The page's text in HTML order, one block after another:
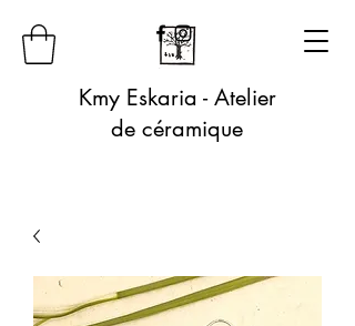
Kmy Eskaria - Atelier
de céramique